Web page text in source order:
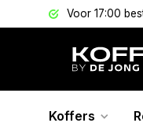
Voor 17:00
Koffers